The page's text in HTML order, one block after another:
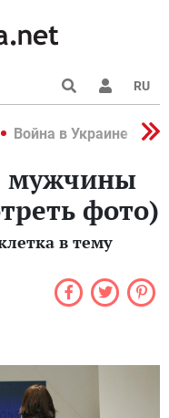
RU
Война в Украине 2022
мужчины
фото)
в тему